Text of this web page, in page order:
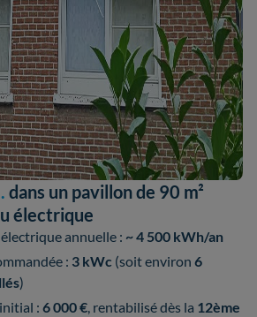
dans un pavillon de 90 m²
électrique
annuelle : ~ 4 500 kWh/an
: 3 kWc (soit environ 6
)
: 6 000 €, rentabilisé dès la 12ème